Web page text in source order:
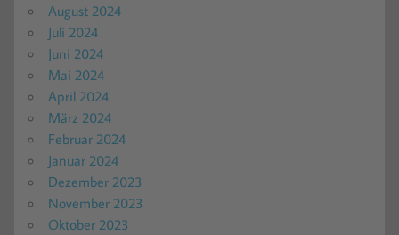
August 2024
Juli 2024
Juni 2024
Mai 2024
April 2024
März 2024
Februar 2024
Januar 2024
Dezember 2023
November 2023
Oktober 2023